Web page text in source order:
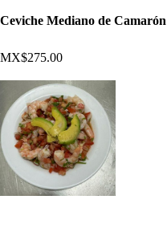
Ceviche Mediano de Camarón
MX$275.00